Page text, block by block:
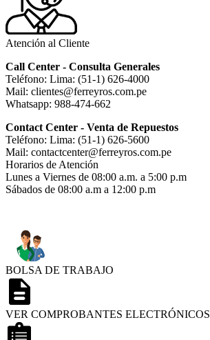
Atención al Cliente
Call Center - Consulta Generales
Teléfono: Lima: (51-1) 626-4000
Mail: clientes@ferreyros.com.pe
Whatsapp: 988-474-662
Contact Center - Venta de Repuestos
Teléfono: Lima: (51-1) 626-5600
Mail: contactcenter@ferreyros.com.pe
Horarios de Atención
Lunes a Viernes de 08:00 a.m. a 5:00 p.m
Sábados de 08:00 a.m a 12:00 p.m
BOLSA DE TRABAJO
VER COMPROBANTES ELECTRÓNICOS